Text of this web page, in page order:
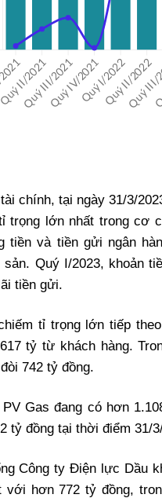
chính, tại ngày 31/3/
trọng lớn nhất trong cơ
tiền và tiền gửi ngân
sản. Quý I/2023, khoản
tiền gửi.
tỉ trọng lớn tiếp
tỷ từ khách hàng.
742 tỷ đồng.
Gas đang có hơn
tỷ đồng tại thời điểm 31/
Công ty Điện lực Dầu
với hơn 772 tỷ đồng,